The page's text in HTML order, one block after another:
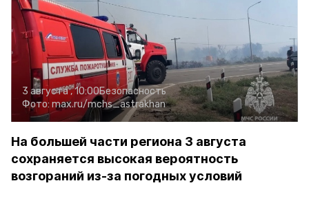
3 августа , 10:00Безопасность
Фото: max.ru/mchs_astrakhan
На большей части региона 3 августа
сохраняется высокая вероятность
возгораний из-за погодных условий